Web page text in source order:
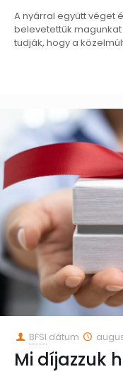
A nyárral együtt véget
belevetettük
tudják, hogy a
BFSI dátum
Mi díjazzuk